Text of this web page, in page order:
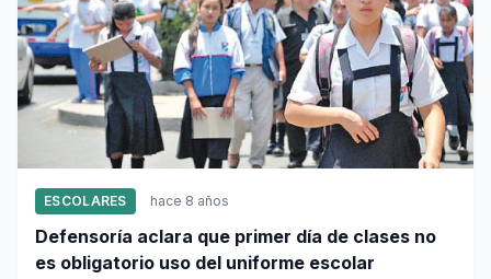
ESCOLARES hace 8 años
Defensoría aclara que primer día de clases no
es obligatorio uso del uniforme escolar